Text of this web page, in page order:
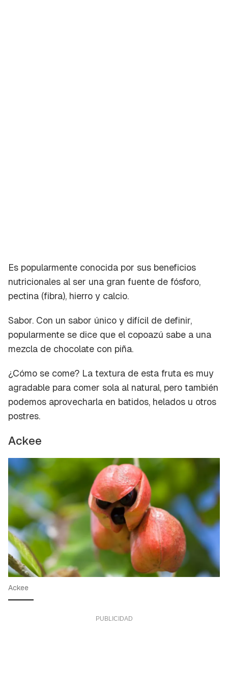
Es popularmente conocida por sus beneficios
nutricionales al ser una gran fuente de fósforo,
pectina (fibra), hierro y calcio.
Sabor. Con un sabor único y difícil de definir,
popularmente se dice que el copoazú sabe a una
mezcla de chocolate con piña.
¿Cómo se come? La textura de esta fruta es muy
agradable para comer sola al natural, pero también
podemos aprovecharla en batidos, helados u otros
postres.
Ackee
Ackee